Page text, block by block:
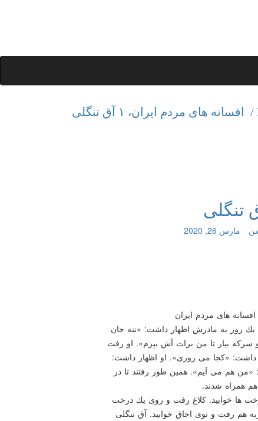
افسانه های مردم ایران، ۱ آق تنگلی
مارس 26, 2020
های مردم ایران
روز به مادرش اظهار داشت: «ننه جان
بیار تا من برات آش بپزم». او رفت
داشت: «كجا می روری». او اظهار داشت:
هم می آیم». همین طور رفتند تا در
همراه شدند.
ها خوابید. كلاغ رفت و روی یك درخت
هم رفت و توی اجاق خوابید. آق تنگلی